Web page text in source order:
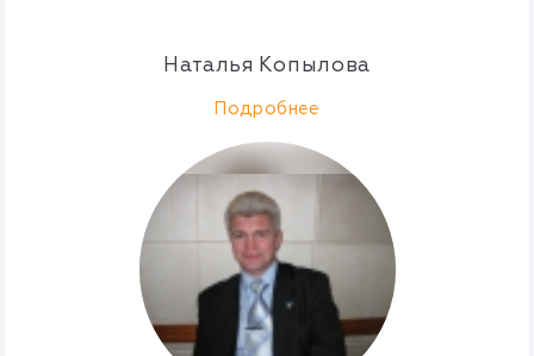
Наталья Копылова
Подробнее